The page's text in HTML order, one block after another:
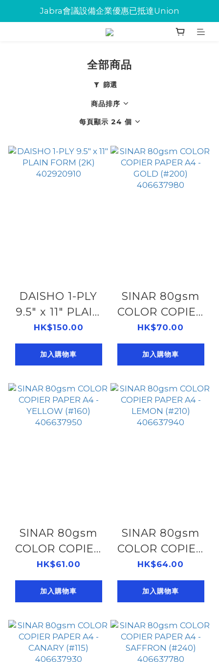
Jabra會議設備企業優惠已抵達Union
Jabra會議設備企業優惠已抵達Union
環保碳粉歡迎大量下單
全部商品
篩選
商品排序
每頁顯示 24 個
DAISHO 1-PLY
9.5" x 11" PLAIN
FORM (2K)
402920910
HK$150.00
加入購物車
SINAR 80gsm
COLOR COPIER
PAPER A4 -
GOLD (#200)
406637980
HK$70.00
加入購物車
SINAR 80gsm
COLOR COPIER
PAPER A4 -
YELLOW (#160)
406637950
HK$61.00
加入購物車
SINAR 80gsm
COLOR COPIER
PAPER A4 -
LEMON (#210)
406637940
HK$64.00
加入購物車